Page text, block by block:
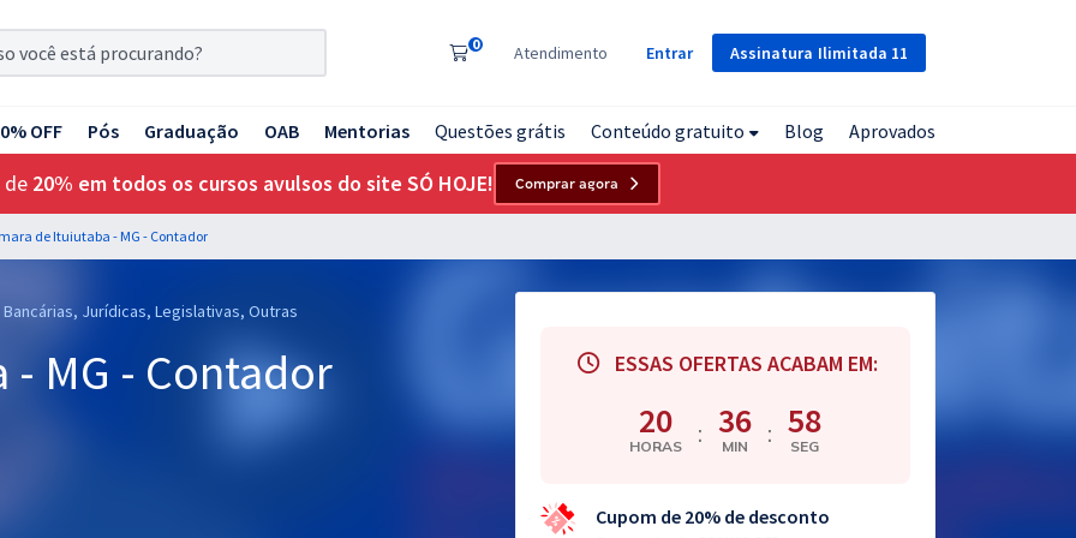
Assinatura Ilimitada 11
0 Atendimento Entrar
OFF Pós Graduação OAB Mentorias Questões grátis Conteúdo gratuito Blog Aprovados
de 20% em todos os cursos avulsos do site SÓ HOJE! Comprar agora
de Ituiutaba - MG - Contador
Jurídicas, Legislativas, Outras
MG - Contador ESSAS OFERTAS ACABAM EM:
20
HORAS : 36
MIN : 57
SEG
Cupom de 20% de desconto